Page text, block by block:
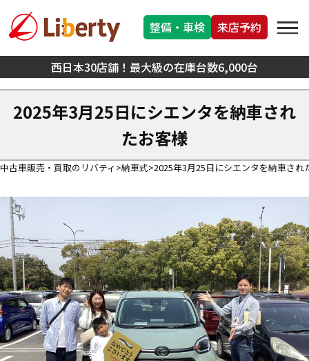
西日本30店舗！最大級の在庫台数6,000台
整備・車検 来店予約
2025年3月25日にシエンタを納車され
たお客様
中古車販売・買取のリバティ 納車式 2025年3月25日にシエンタを納車され